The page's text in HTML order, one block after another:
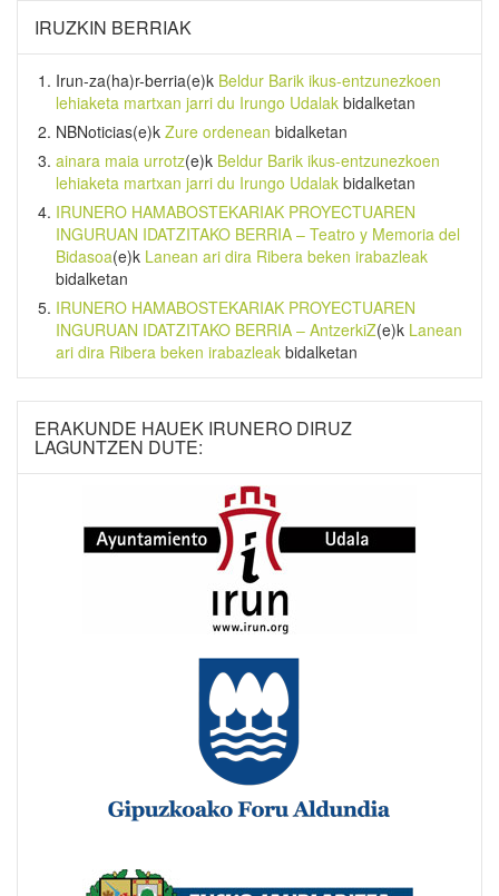
IRUZKIN BERRIAK
Irun-za(ha)r-berria(e)k Beldur Barik ikus-entzunezkoen
lehiaketa martxan jarri du Irungo Udalak bidalketan
NBNoticias(e)k Zure ordenean bidalketan
ainara maia urrotz(e)k Beldur Barik ikus-entzunezkoen
lehiaketa martxan jarri du Irungo Udalak bidalketan
IRUNERO HAMABOSTEKARIAK PROYECTUAREN
INGURUAN IDATZITAKO BERRIA – Teatro y Memoria del
Bidasoa(e)k Lanean ari dira Ribera beken irabazleak
bidalketan
IRUNERO HAMABOSTEKARIAK PROYECTUAREN
INGURUAN IDATZITAKO BERRIA – AntzerkiZ(e)k Lanean
ari dira Ribera beken irabazleak bidalketan
ERAKUNDE HAUEK IRUNERO DIRUZ
LAGUNTZEN DUTE: